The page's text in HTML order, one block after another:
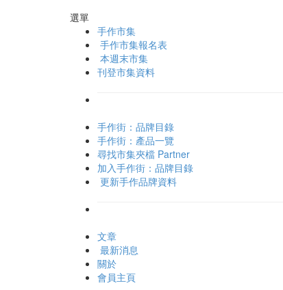
選單
手作市集
手作市集報名表
本週末市集
刊登市集資料
手作街：品牌目錄
手作街：產品一覽
尋找市集夾檔 Partner
加入手作街：品牌目錄
更新手作品牌資料
文章
最新消息
關於
會員主頁